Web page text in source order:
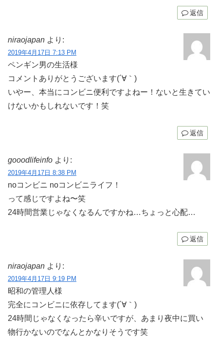
返信
niraojapan より:
2019年4月17日 7:13 PM
ペンギン男の生活様
コメントありがとうございます(´∀｀)
いやー、本当にコンビニ便利ですよねー！ないと生きてい
けないかもしれないです！笑
返信
gooodlifeinfo より:
2019年4月17日 8:38 PM
noコンビニ noコンビニライフ！
って感じですよね〜笑
24時間営業じゃなくなるんですかね…ちょっと心配…
返信
niraojapan より:
2019年4月17日 9:19 PM
昭和の管理人様
完全にコンビニに依存してます(´∀｀)
24時間じゃなくなったら辛いですが、あまり夜中に買い
物行かないのでなんとかなりそうです笑